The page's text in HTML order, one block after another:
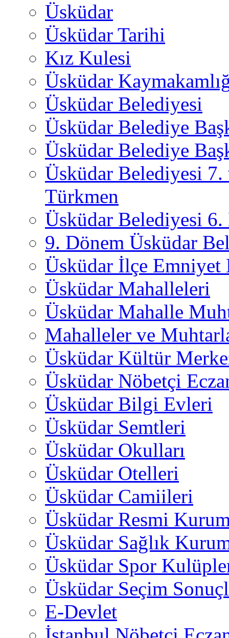
Üsküdar
Üsküdar Tarihi
Kız Kulesi
Üsküdar
Üsküdar Belediyesi
Üsküdar Belediye
Üsküdar Belediye
Üsküdar Belediyesi
Türkmen
Üsküdar Belediyesi 6.
9. Dönem Üsküdar
Üsküdar İlçe
Üsküdar Mahalleleri
Üsküdar Mahalle
Mahalleler ve
Üsküdar Kültür
Üsküdar Nöbetçi
Üsküdar Bilgi Evleri
Üsküdar Semtleri
Üsküdar Okulları
Üsküdar Otelleri
Üsküdar Camiileri
Üsküdar Resmi
Üsküdar Sağlık
Üsküdar Spor
Üsküdar Seçim
E-Devlet